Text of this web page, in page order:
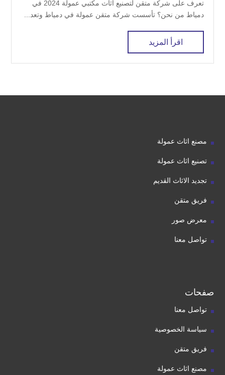
تعرف على شركة متقن لتصنيع اثاث مكتبي عمولة 2024 في
دمياط من نحن؟ تأسست شركة متقن عمولة في دمياط وتعد...
اقرأ المزيد
مصنع اثاث عمولة
تصنيع اثاث عمولة
تجديد الاثاث القديم
فريق متقن
معرض صور
تواصل معنا
صفحات
تواصل معنا
سياسة الخصوصية
فريق متقن
مصنع اثاث عمولة